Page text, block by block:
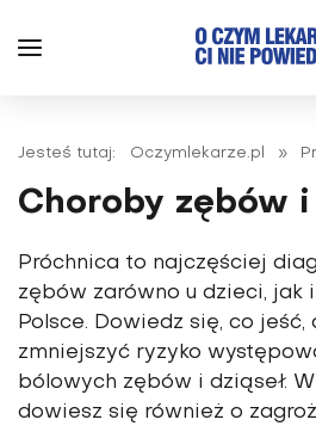
Jesteś tutaj: Oczymlekarze.pl »
Choroby zębów i
Próchnica to najczęściej
zębów zarówno u dzieci, jak
Polsce. Dowiedz się, co jeść,
zmniejszyć ryzyko
bólowych zębów i dziąseł.
dowiesz się również o